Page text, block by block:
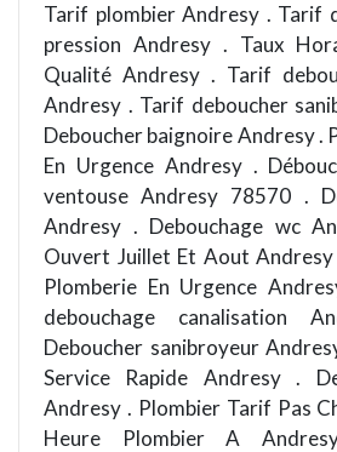
Tarif plombier Andresy . Tarif
pression Andresy . Taux
Qualité Andresy . Tarif
Andresy . Tarif deboucher
Deboucher baignoire Andresy .
En Urgence Andresy .
ventouse Andresy 78570 .
Andresy . Debouchage wc
Ouvert Juillet Et Aout
Plomberie En Urgence
debouchage canalisation
Deboucher sanibroyeur
Service Rapide Andresy .
Andresy . Plombier Tarif Pas
Heure Plombier A